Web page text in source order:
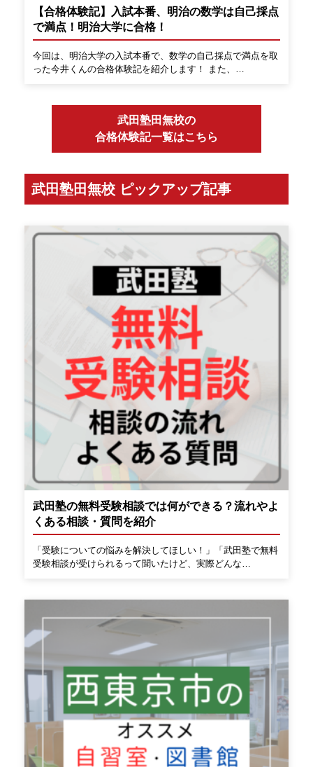
【合格体験記】入試本番、明治の数学は自己採点
で満点！明治大学に合格！
今回は、明治大学の入試本番で、数学の自己採点で満点を取
った今井くんの合格体験記を紹介します！ また、…
武田塾田無校の
合格体験記一覧はこちら
武田塾田無校 ピックアップ記事
武田塾の無料受験相談では何ができる？流れやよ
くある相談・質問を紹介
「受験についての悩みを解決してほしい！」「武田塾で無料
受験相談が受けられるって聞いたけど、実際どんな…